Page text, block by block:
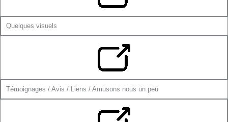
Quelques visuels
Témoignages / Avis / Liens / Amusons nous un peu